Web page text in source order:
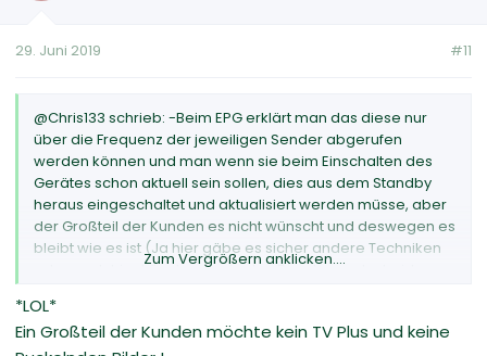
29. Juni 2019 #11
@Chris133 schrieb: -Beim EPG erklärt man das diese nur
über die Frequenz der jeweiligen Sender abgerufen
werden können und man wenn sie beim Einschalten des
Gerätes schon aktuell sein sollen, dies aus dem Standby
heraus eingeschaltet und aktualisiert werden müsse, aber
der Großteil der Kunden es nicht wünscht und deswegen es
bleibt wie es ist (Ja hier gäbe es sicher andere Techniken
oder auch hier könnte man ja den Benutzer entscheiden
handhaben).
Zum Vergrößern anklicken....
*LOL*
Ein Großteil der Kunden möchte kein TV Plus und keine